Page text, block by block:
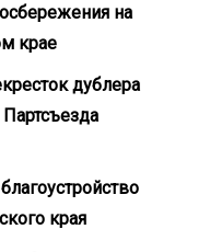
на
крае
дублера
края